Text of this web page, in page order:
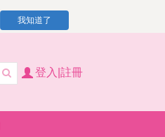
我知道了
登入|註冊